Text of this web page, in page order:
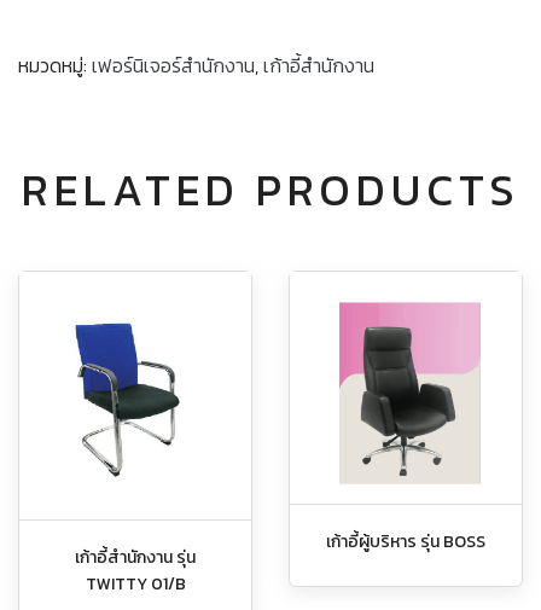
หมวดหมู่: เฟอร์นิเจอร์สำนักงาน,เก้าอี้สำนักงาน
RELATED PRODUCTS
เก้าอี้สำนักงาน รุ่น
TWITTY 01/B
เก้าอี้ผู้บริหาร รุ่น BOSS